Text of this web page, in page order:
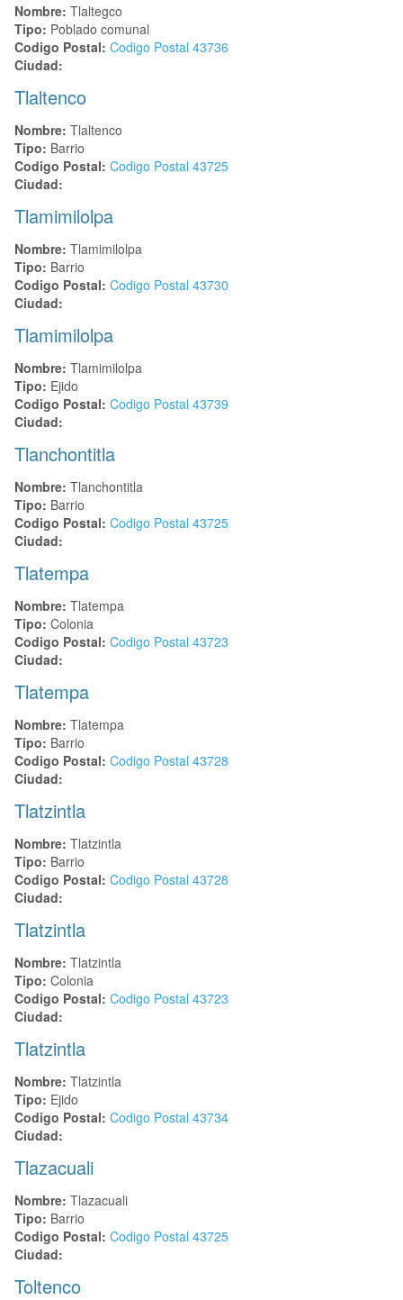
Nombre: Tlaltegco
Tipo: Poblado comunal
Codigo Postal: Codigo Postal 43736
Ciudad:
Tlaltenco
Nombre: Tlaltenco
Tipo: Barrio
Codigo Postal: Codigo Postal 43725
Ciudad:
Tlamimilolpa
Nombre: Tlamimilolpa
Tipo: Barrio
Codigo Postal: Codigo Postal 43730
Ciudad:
Tlamimilolpa
Nombre: Tlamimilolpa
Tipo: Ejido
Codigo Postal: Codigo Postal 43739
Ciudad:
Tlanchontitla
Nombre: Tlanchontitla
Tipo: Barrio
Codigo Postal: Codigo Postal 43725
Ciudad:
Tlatempa
Nombre: Tlatempa
Tipo: Colonia
Codigo Postal: Codigo Postal 43723
Ciudad:
Tlatempa
Nombre: Tlatempa
Tipo: Barrio
Codigo Postal: Codigo Postal 43728
Ciudad:
Tlatzintla
Nombre: Tlatzintla
Tipo: Barrio
Codigo Postal: Codigo Postal 43728
Ciudad:
Tlatzintla
Nombre: Tlatzintla
Tipo: Colonia
Codigo Postal: Codigo Postal 43723
Ciudad:
Tlatzintla
Nombre: Tlatzintla
Tipo: Ejido
Codigo Postal: Codigo Postal 43734
Ciudad:
Tlazacuali
Nombre: Tlazacuali
Tipo: Barrio
Codigo Postal: Codigo Postal 43725
Ciudad:
Toltenco